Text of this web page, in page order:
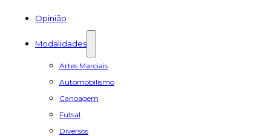
Opinião
Modalidades
Artes Marciais
Automobilismo
Canoagem
Futsal
Diversos